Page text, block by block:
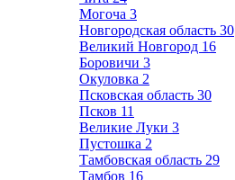
Могоча 3
Новгородская область 30
Великий Новгород 16
Боровичи 3
Окуловка 2
Псковская область 30
Псков 11
Великие Луки 3
Пустошка 2
Тамбовская область 29
Тамбов 16